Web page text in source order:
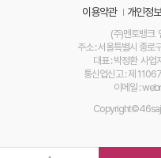
이용약관 개인정
(주)멘토뱅
주소 : 서울특별시 종로
대표 : 박정환 사
통신업신고 : 제
이메일 :